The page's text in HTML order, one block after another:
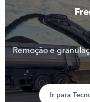
Remoção e
Ir para